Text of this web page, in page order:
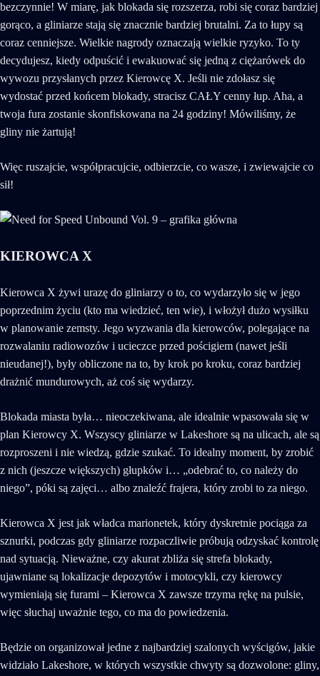
bezczynnie! W miarę, jak blokada się rozszerza, robi się coraz bardziej
gorąco, a gliniarze stają się znacznie bardziej brutalni. Za to łupy są
coraz cenniejsze. Wielkie nagrody oznaczają wielkie ryzyko. To ty
decydujesz, kiedy odpuścić i ewakuować się jedną z ciężarówek do
wywozu przysłanych przez Kierowcę X. Jeśli nie zdołasz się
wydostać przed końcem blokady, stracisz CAŁY cenny łup. Aha, a
twoja fura zostanie skonfiskowana na 24 godziny! Mówiliśmy, że
gliny nie żartują!
Więc ruszajcie, współpracujcie, odbierzcie, co wasze, i zwiewajcie co
sił!
KIEROWCA X
Kierowca X żywi urazę do gliniarzy o to, co wydarzyło się w jego
poprzednim życiu (kto ma wiedzieć, ten wie), i włożył dużo wysiłku
w planowanie zemsty. Jego wyzwania dla kierowców, polegające na
rozwalaniu radiowozów i ucieczce przed pościgiem (nawet jeśli
nieudanej!), były obliczone na to, by krok po kroku, coraz bardziej
drażnić mundurowych, aż coś się wydarzy.
Blokada miasta była… nieoczekiwana, ale idealnie wpasowała się w
plan Kierowcy X. Wszyscy gliniarze w Lakeshore są na ulicach, ale są
rozproszeni i nie wiedzą, gdzie szukać. To idealny moment, by zrobić
z nich (jeszcze większych) głupków i… „odebrać to, co należy do
niego”, póki są zajęci… albo znaleźć frajera, który zrobi to za niego.
Kierowca X jest jak władca marionetek, który dyskretnie pociąga za
sznurki, podczas gdy gliniarze rozpaczliwie próbują odzyskać kontrolę
nad sytuacją. Nieważne, czy akurat zbliża się strefa blokady,
ujawniane są lokalizacje depozytów i motocykli, czy kierowcy
wymieniają się furami – Kierowca X zawsze trzyma rękę na pulsie,
więc słuchaj uważnie tego, co ma do powiedzenia.
Będzie on organizował jedne z najbardziej szalonych wyścigów, jakie
widziało Lakeshore, w których wszystkie chwyty są dozwolone: gliny,